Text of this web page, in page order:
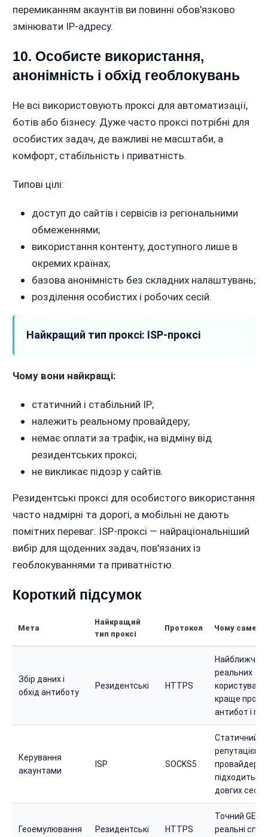
перемиканням акаунтів ви повинні обов'язково
змінювати IP-адресу.
10. Особисте використання,
анонімність і обхід геоблокувань
Не всі використовують проксі для автоматизації,
ботів або бізнесу. Дуже часто проксі потрібні для
особистих задач, де важливі не масштаби, а
комфорт, стабільність і приватність.
Типові цілі:
доступ до сайтів і сервісів із регіональними
обмеженнями;
використання контенту, доступного лише в
окремих країнах;
базова анонімність без складних налаштувань;
розділення особистих і робочих сесій.
Найкращий тип проксі: ISP-проксі
Чому вони найкращі:
статичний і стабільний IP;
належить реальному провайдеру;
немає оплати за трафік, на відміну від
резидентських проксі;
не викликає підозр у сайтів.
Резидентські проксі для особистого використання
часто надмірні та дорогі, а мобільні не дають
помітних переваг. ISP-проксі — найраціональніший
вибір для щоденних задач, пов'язаних із
геоблокуваннями та приватністю.
Короткий підсумок
Мета
Найкращий
тип проксі
Протокол Чому саме
Збір даних і
обхід антиботу
Резидентські HTTPS
Найближчі
реальних
краще
антибот і
Керування
акаунтами
ISP SOCKS5
Статичний
репутацією
провайдера,
підходить
довгих сесій
Геоемулювання Резидентські HTTPS
Точний GEO і
реальні